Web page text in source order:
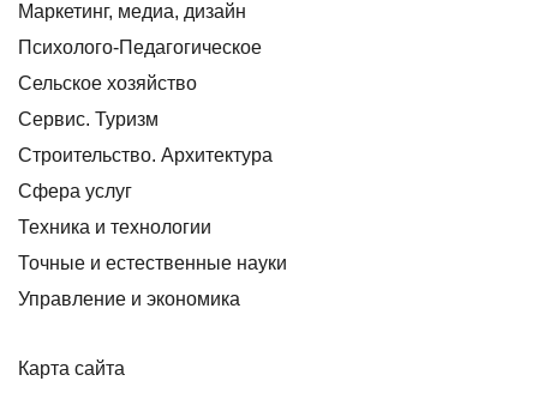
Маркетинг, медиа, дизайн
Психолого-Педагогическое
Сельское хозяйство
Сервис. Туризм
Строительство. Архитектура
Сфера услуг
Техника и технологии
Точные и естественные науки
Управление и экономика
Карта сайта